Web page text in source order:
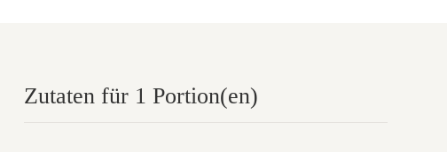
Zutaten für 1 Portion(en)